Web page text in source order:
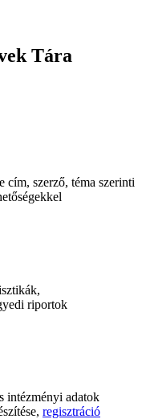
Tára
szerző, téma szerinti
riportok
intézményi adatok
regisztráció